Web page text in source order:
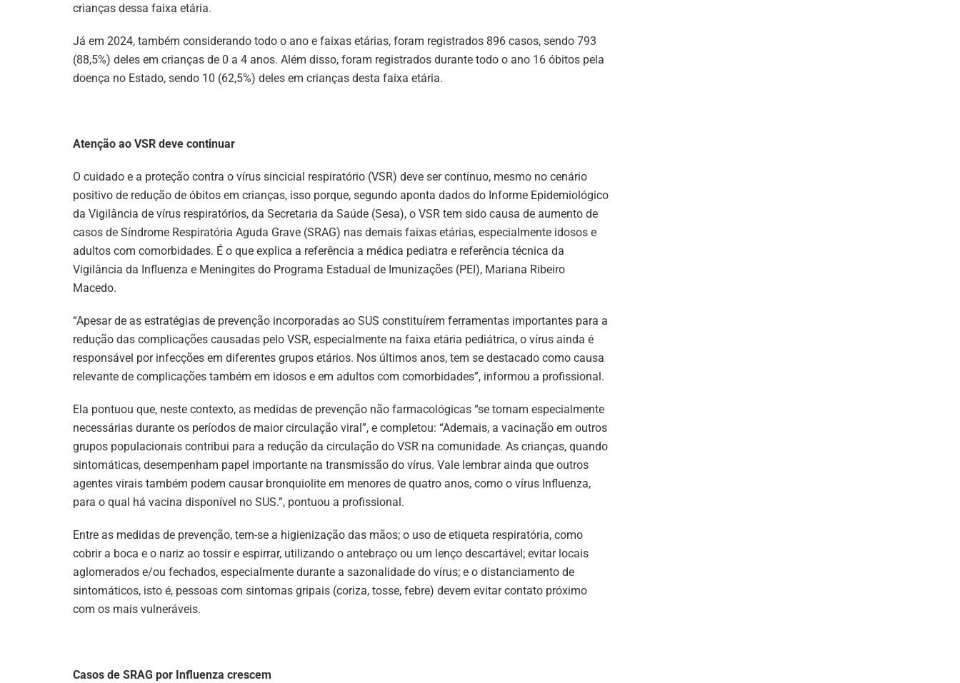
crianças dessa faixa etária.
Já em 2024, também considerando todo o ano e faixas etárias, foram registrados 896 casos, sendo 793
(88,5%) deles em crianças de 0 a 4 anos. Além disso, foram registrados durante todo o ano 16 óbitos pela
doença no Estado, sendo 10 (62,5%) deles em crianças desta faixa etária.
Atenção ao VSR deve continuar
O cuidado e a proteção contra o vírus sincicial respiratório (VSR) deve ser contínuo, mesmo no cenário
positivo de redução de óbitos em crianças, isso porque, segundo aponta dados do Informe Epidemiológico
da Vigilância de vírus respiratórios, da Secretaria da Saúde (Sesa), o VSR tem sido causa de aumento de
casos de Síndrome Respiratória Aguda Grave (SRAG) nas demais faixas etárias, especialmente idosos e
adultos com comorbidades. É o que explica a referência a médica pediatra e referência técnica da
Vigilância da Influenza e Meningites do Programa Estadual de Imunizações (PEI), Mariana Ribeiro
Macedo.
“Apesar de as estratégias de prevenção incorporadas ao SUS constituírem ferramentas importantes para a
redução das complicações causadas pelo VSR, especialmente na faixa etária pediátrica, o vírus ainda é
responsável por infecções em diferentes grupos etários. Nos últimos anos, tem se destacado como causa
relevante de complicações também em idosos e em adultos com comorbidades”, informou a profissional.
Ela pontuou que, neste contexto, as medidas de prevenção não farmacológicas “se tornam especialmente
necessárias durante os períodos de maior circulação viral”, e completou: “Ademais, a vacinação em outros
grupos populacionais contribui para a redução da circulação do VSR na comunidade. As crianças, quando
sintomáticas, desempenham papel importante na transmissão do vírus. Vale lembrar ainda que outros
agentes virais também podem causar bronquiolite em menores de quatro anos, como o vírus Influenza,
para o qual há vacina disponível no SUS.”, pontuou a profissional.
Entre as medidas de prevenção, tem-se a higienização das mãos; o uso de etiqueta respiratória, como
cobrir a boca e o nariz ao tossir e espirrar, utilizando o antebraço ou um lenço descartável; evitar locais
aglomerados e/ou fechados, especialmente durante a sazonalidade do vírus; e o distanciamento de
sintomáticos, isto é, pessoas com sintomas gripais (coriza, tosse, febre) devem evitar contato próximo
com os mais vulneráveis.
Casos de SRAG por Influenza crescem